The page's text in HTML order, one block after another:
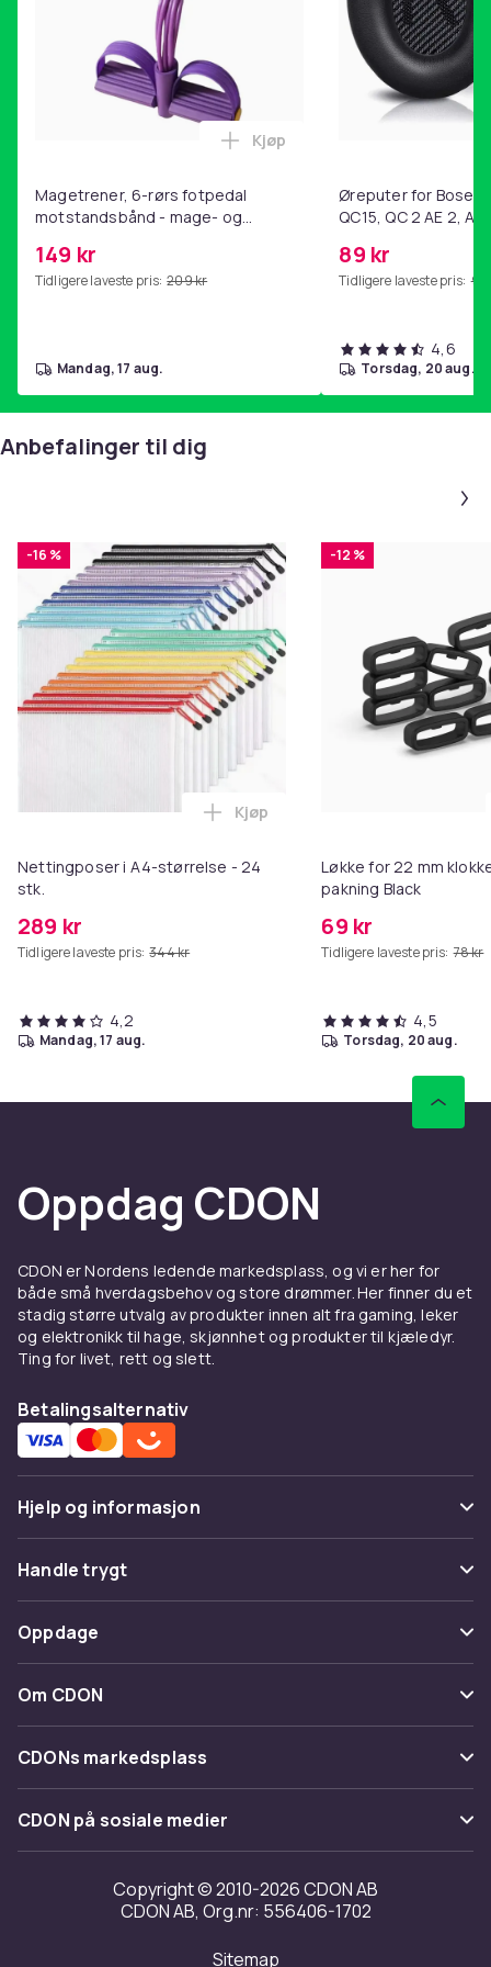
Magetrener, 6-rørs fotpedal
motstandsbånd - mage- og
hjemmegymnastikk Purple
149 kr
Tidligere laveste pris: 209 kr
Legg Magetrener, 6-rørs
Kjøp
mandag, 17 aug.
Øreputer for Bose
QC15, QC 2 AE 2, AE
89 kr
Tidligere laveste pris: 99
4,6
torsdag, 20 aug.
Anbefalinger til dig
-16 %
Nettingposer i A4-størrelse - 24
stk.
289 kr
Tidligere laveste pris: 344 kr
Legg Nettingposer i A4-
Kjøp
4,2
mandag, 17 aug.
-12 %
Løkke for 22 mm
pakning Black
69 kr
Tidligere laveste pris: 78 kr
4,5
torsdag, 20 aug.
Oppdag CDON
CDON er Nordens ledende markedsplass, og vi er her for
både små hverdagsbehov og store drømmer. Her finner du et
stadig større utvalg av produkter innen alt fra gaming, leker
og elektronikk til hage, skjønnhet og produkter til kjæledyr.
Ting for livet, rett og slett.
Betalingsalternativ
Hjelp og informasjon
Vanlige spørsmål
Spor pakke
Angre & returner her
Kontakt oss
Handle trygt
Betaling
Levering
Tilbakekallinger
Oppdage
Kategorier
Varemerker
Om CDON
Om oss
Kundeanmeldelser
Jobbe på CDON
Investor relations
Tilgjengelighet
CDONs markedsplass
Merchant Help Center
CDON på sosiale medier
Copyright © 2010-2026 CDON AB
CDON AB, Org.nr: 556406-1702
Sitemap